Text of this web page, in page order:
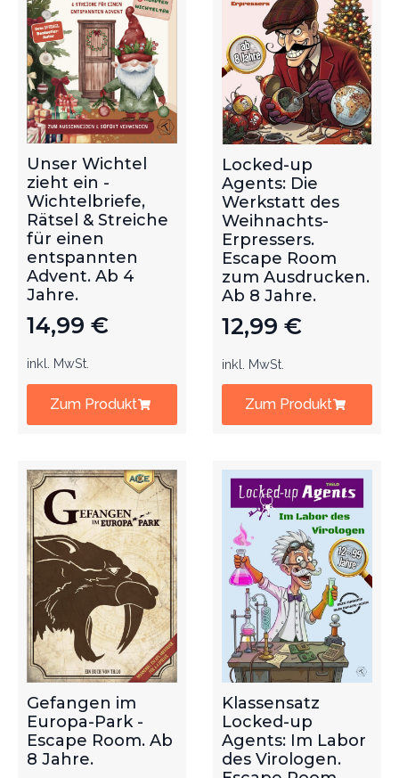
Unser Wichtel
zieht ein -
Wichtelbriefe,
Rätsel & Streiche
für einen
entspannten
Advent. Ab 4
Jahre.
14,99 €
inkl. MwSt.
Zum Produkt
Locked-up
Agents: Die
Werkstatt des
Weihnachts-
Erpressers.
Escape Room
zum Ausdrucken.
Ab 8 Jahre.
12,99 €
inkl. MwSt.
Zum Produkt
Gefangen im
Europa-Park -
Escape Room. Ab
8 Jahre.
Klassensatz
Locked-up
Agents: Im Labor
des Virologen.